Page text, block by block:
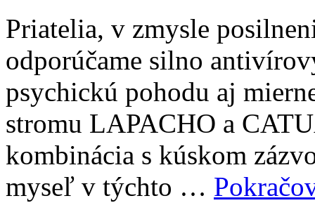
Priatelia, v zmysle
odporúčame silno
psychickú pohodu aj
stromu LAPACHO a
kombinácia s kúskom
myseľ v týchto …